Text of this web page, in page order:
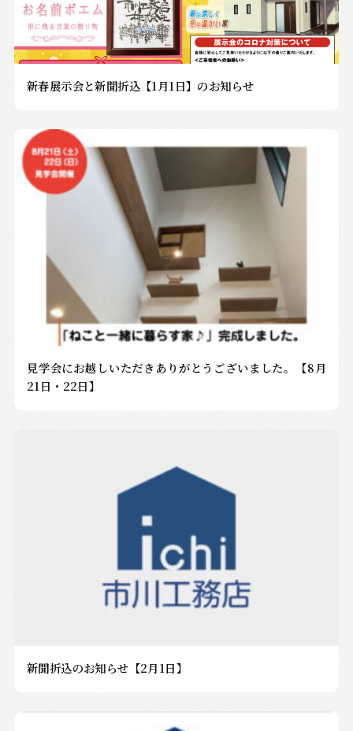
新春展示会と新聞折込【1月1日】のお知らせ
見学会にお越しいただきありがとうございました。【8月
21日・22日】
新聞折込のお知らせ【2月1日】